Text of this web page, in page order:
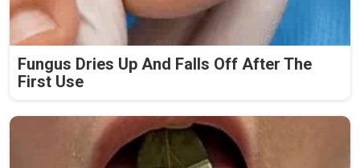
Fungus Dries Up And Falls Off After The
First Use